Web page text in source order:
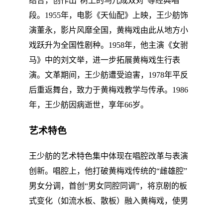
段。1955年，电影《天仙配》上映，王少舫饰
演董永，影片风靡全国，黄梅戏由此从地方小
戏跃升为全国性剧种。1958年，他主演《女驸
马》中的刘文举，进一步拓展黄梅戏生行表
演。文革期间，王少舫遭受迫害，1978年平反
后重返舞台，致力于黄梅戏教学与传承。1986
年，王少舫因病逝世，享年66岁。
艺术特色
王少舫的艺术特色集中体现在唱腔改革与表演
创新。唱腔上，他打破黄梅戏传统的“雌雄腔”
男女分调，首创“男女同腔同调”，将京剧的板
式变化（如流水板、散板）融入黄梅戏，使男